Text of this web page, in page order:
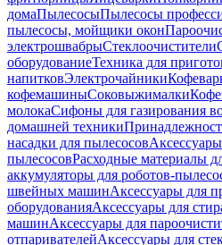
домаПылесосыПылесосы
пылесосы, мойщики окон
электрошвабрыСтеклоочистители
оборудованиеТехника для
напитковЭлектрочайники
кофемашиныСоковыжималки
молокаСифоны для газирования
домашней техники
насадки для пылесосов
пылесосовРасходные материалы
аккумуляторы для роботов-
швейных машинАксессуары для
оборудованияАксессуары для
машинАксессуары для
отпаривателейАксессуары для